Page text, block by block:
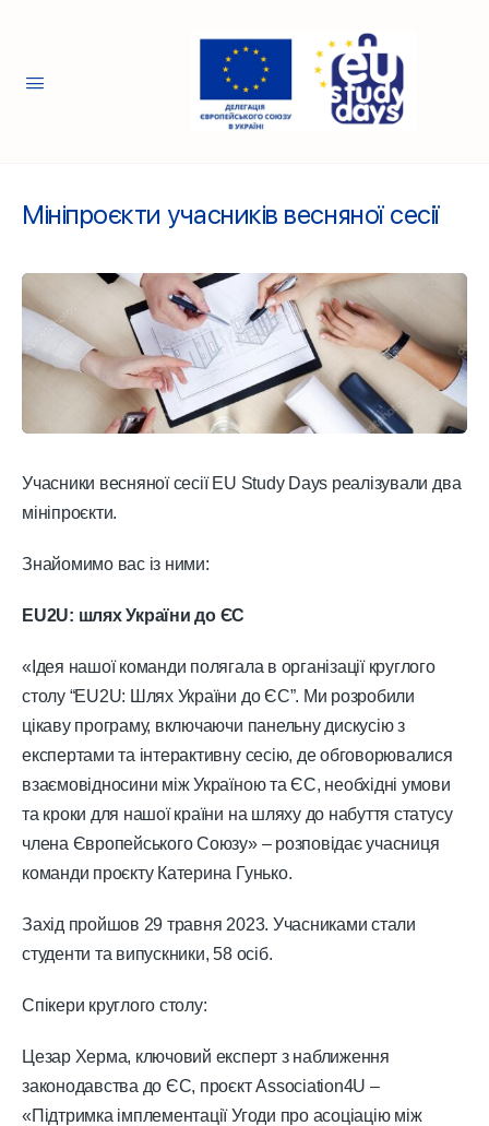
Мініпроєкти учасників весняної сесії
Учасники весняної сесії EU Study Days реалізували два
мініпроєкти.
Знайомимо вас із ними:
EU2U: шлях України до ЄС
«Ідея нашої команди полягала в організації круглого
столу “EU2U: Шлях України до ЄС”. Ми розробили
цікаву програму, включаючи панельну дискусію з
експертами та інтерактивну сесію, де обговорювалися
взаємовідносини між Україною та ЄС, необхідні умови
та кроки для нашої країни на шляху до набуття статусу
члена Європейського Союзу» – розповідає учасниця
команди проєкту Катерина Гунько.
Захід пройшов 29 травня 2023. Учасниками стали
студенти та випускники, 58 осіб.
Спікери круглого столу:
Цезар Херма, ключовий експерт з наближення
законодавства до ЄС, проєкт Association4U –
«Підтримка імплементації Угоди про асоціацію між